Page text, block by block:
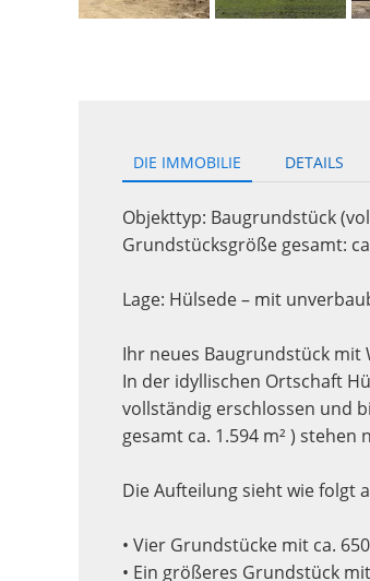
DIE IMMOBILIE DETAILS
Objekttyp: Baugrundstück
Grundstücksgröße gesamt:
Lage: Hülsede – mit
Ihr neues Baugrundstück mit
In der idyllischen Ortschaft
vollständig erschlossen und
gesamt ca. 1.594 m² )
Die Aufteilung sieht wie folgt
• Vier Grundstücke mit ca.
• Ein größeres Grundstück